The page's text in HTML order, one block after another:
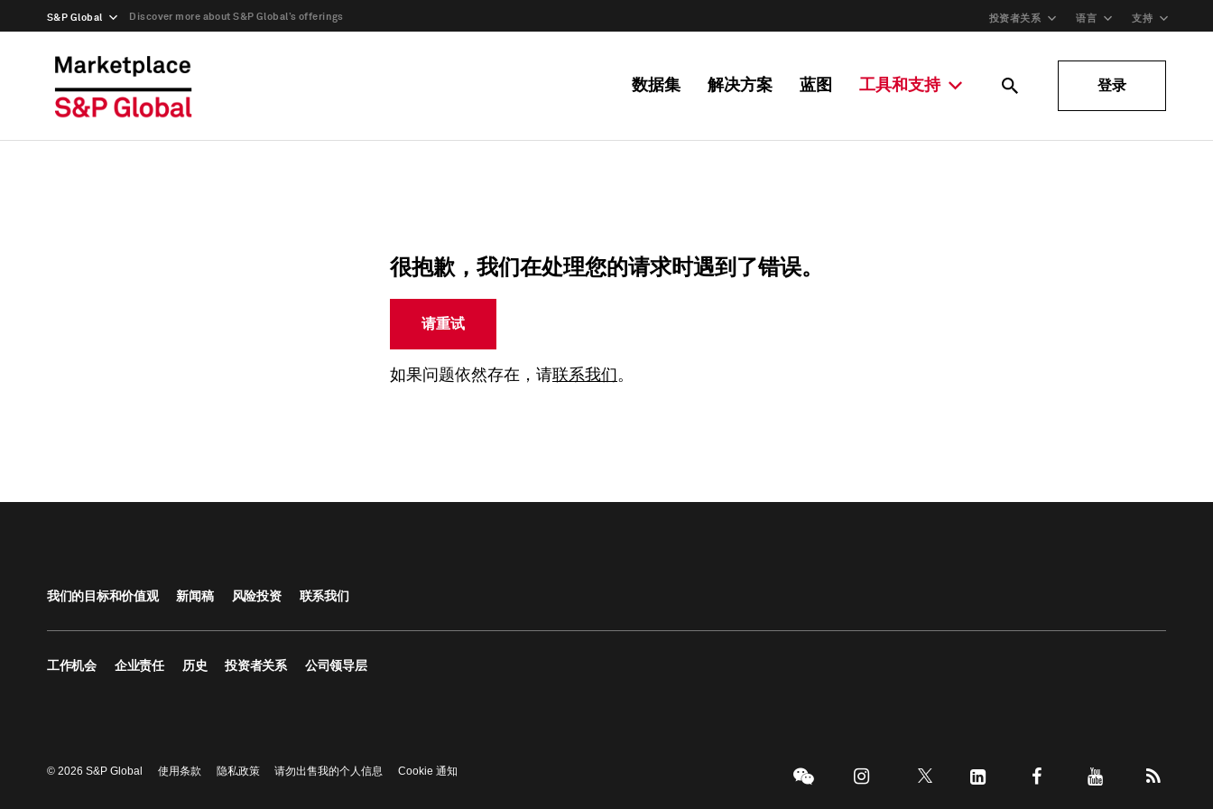
S&P Global Discover more about S&P Global’s offerings 投资者关系 语言 支持
数据集 解决方案 蓝图 工具和支持 登录
很抱歉，我们在处理您的请求时遇到了错误。
请重试
如果问题依然存在，请联系我们 。
我们的目标和价值观 新闻稿 风险投资 联系我们
工作机会 企业责任 历史 投资者关系 公司领导层
© 2026 S&P Global 使用条款 隐私政策 请勿出售我的个人信息 Cookie 通知